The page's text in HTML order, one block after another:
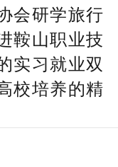
会研学旅行
鞍山职业技
实习就业双
校培养的精